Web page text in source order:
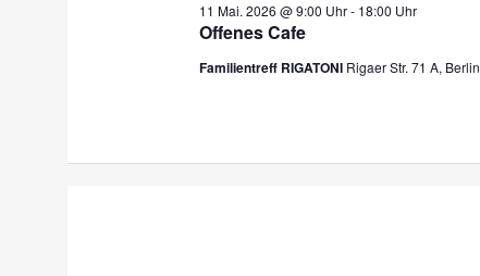
Offenes Cafe
11 Mai. 2026 @ 9:00 Uhr- 18:00 Uhr
Familientreff RIGATONI Rigaer Str. 71 A, Berlin